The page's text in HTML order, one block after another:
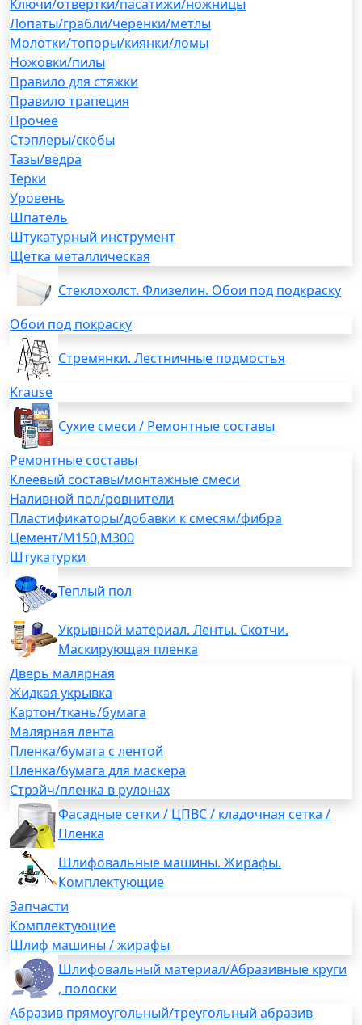
Ключи/отвертки/пасатижи/ножницы
Лопаты/грабли/черенки/метлы
Молотки/топоры/киянки/ломы
Ножовки/пилы
Правило для стяжки
Правило трапеция
Прочее
Стэплеры/скобы
Тазы/ведра
Терки
Уровень
Шпатель
Штукатурный инструмент
Щетка металлическая
Стеклохолст. Флизелин. Обои под подкраску
Обои под покраску
Стремянки. Лестничные подмостья
Krause
Сухие смеси / Ремонтные составы
Ремонтные составы
Клеевый составы/монтажные смеси
Наливной пол/ровнители
Пластификаторы/добавки к смесям/фибра
Цемент/М150,М300
Штукатурки
Теплый пол
Укрывной материал. Ленты. Скотчи.
Маскирующая пленка
Дверь малярная
Жидкая укрывка
Картон/ткань/бумага
Малярная лента
Пленка/бумага с лентой
Пленка/бумага для маскера
Стрэйч/пленка в рулонах
Фасадные сетки / ЦПВС / кладочная сетка /
Пленка
Шлифовальные машины. Жирафы.
Комплектующие
Запчасти
Комплектующие
Шлиф машины / жирафы
Шлифовальный материал/Абразивные круги
, полоски
Абразив прямоугольный/треугольный абразив